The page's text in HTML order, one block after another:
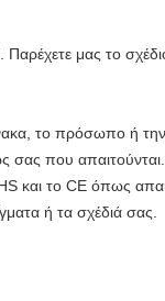
μας το
το πρόσωπο ή
σας που απαιτούνται.
και το CE όπως
ή τα σχέδιά σας.